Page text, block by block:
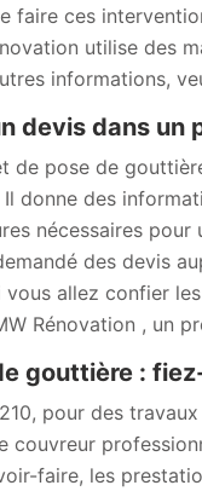
faire ces
utilise des
informations,
devis dans
de pose de
donne des
nécessaires
des devis
vous allez confier
Rénovation , un
gouttière :
pour des
couvreur
faire, les